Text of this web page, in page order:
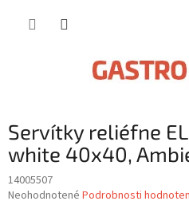
Servítky reliéfne
white 40x40,
14005507
Priemerné
Neohodnotené Podrobnosti